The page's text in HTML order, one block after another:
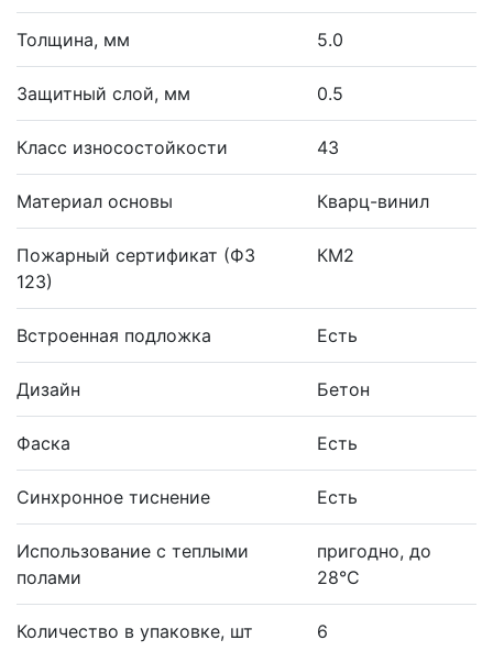
Толщина, мм 5.0
Защитный слой, мм 0.5
Класс износостойкости 43
Материал основы Кварц-винил
Пожарный сертификат (ФЗ
123)
КМ2
Встроенная подложка Есть
Дизайн Бетон
Фаска Есть
Синхронное тиснение Есть
Использование с теплыми
полами
пригодно, до
28°С
Количество в упаковке, шт 6